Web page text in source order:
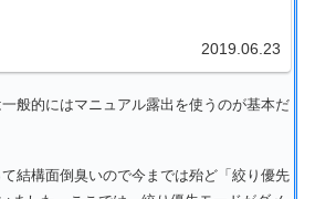
2019.06.23
般的にはマニュアル露出を使うのが基本だ
結構面倒臭いので今までは殆ど「絞り優先